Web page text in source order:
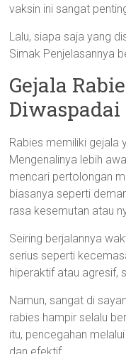
vaksin ini sangat
Lalu, siapa saja yang
Simak Penjelasannya
Gejala
Diwaspadai
Rabies memiliki gejala
Mengenalinya lebih
mencari pertolongan
biasanya seperti
rasa kesemutan atau
Seiring berjalannya
serius seperti
hiperaktif atau agresif,
Namun, sangat di
rabies hampir selalu
itu, pencegahan